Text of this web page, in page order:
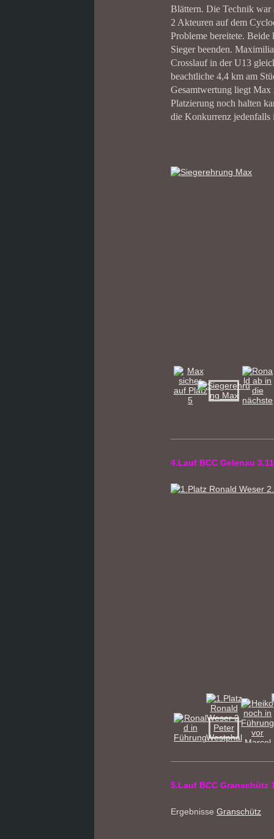
Blättern. Die Technik war
2 Akteuren auf dem
Probleme bereitete. Beide
Sieger beenden.
Crosslauf in der U13
beachtliche 4,4 km am
Gesamtwertung liegt Max
Platzierung noch halten
die Konkurrenz jedenfalls
4.Lauf BCC Gelenau
5.Lauf BCC Granschütz
ErgebnisseGranschütz